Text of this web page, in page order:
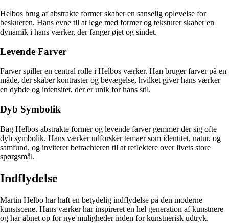
Helbos brug af abstrakte former skaber en sanselig oplevelse for
beskueren. Hans evne til at lege med former og teksturer skaber en
dynamik i hans værker, der fanger øjet og sindet.
Levende Farver
Farver spiller en central rolle i Helbos værker. Han bruger farver på en
måde, der skaber kontraster og bevægelse, hvilket giver hans værker
en dybde og intensitet, der er unik for hans stil.
Dyb Symbolik
Bag Helbos abstrakte former og levende farver gemmer der sig ofte
dyb symbolik. Hans værker udforsker temaer som identitet, natur, og
samfund, og inviterer betrachteren til at reflektere over livets store
spørgsmål.
Indflydelse
Martin Helbo har haft en betydelig indflydelse på den moderne
kunstscene. Hans værker har inspireret en hel generation af kunstnere
og har åbnet op for nye muligheder inden for kunstnerisk udtryk.